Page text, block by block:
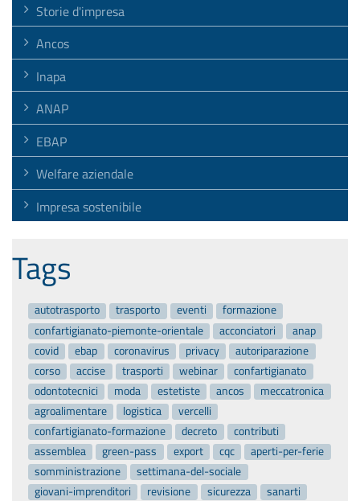
Storie d'impresa
Ancos
Inapa
ANAP
EBAP
Welfare aziendale
Impresa sostenibile
Tags
autotrasporto trasporto eventi
formazione
confartigianato-piemonte-orientale
acconciatori
anap
covid
ebap coronavirus privacy
autoriparazione
corso
accise trasporti webinar
confartigianato
odontotecnici
moda estetiste ancos
meccatronica
agroalimentare
logistica
vercelli
confartigianato-formazione
decreto
contributi
assemblea
green-pass export cqc
aperti-per-ferie
somministrazione
settimana-del-sociale
giovani-imprenditori
revisione sicurezza
sanarti